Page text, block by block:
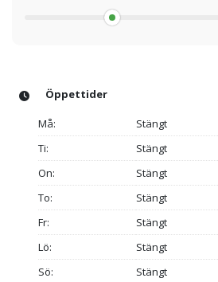
Öppettider
Må:
Stängt
Ti:
Stängt
On:
Stängt
To:
Stängt
Fr:
Stängt
Lö:
Stängt
Sö:
Stängt